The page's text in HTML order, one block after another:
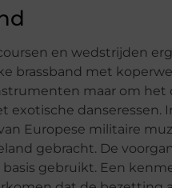
en wedstrijden
brassband met
maar om
danseressen.
Europese militaire
gebracht. De
gebruikt. Een